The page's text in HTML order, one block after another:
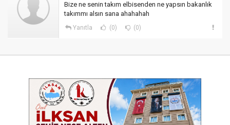
Bize ne senin takım elbisenden ne yapsın bakanlık
takımmı alsın sana ahahahah
Yanıtla (0) (0)